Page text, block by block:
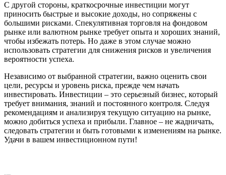
С другой стороны, краткосрочные инвестиции могут
приносить быстрые и высокие доходы, но сопряжены с
большими рисками. Спекулятивная торговля на фондовом
рынке или валютном рынке требует опыта и хороших знаний,
чтобы избежать потерь. Но даже в этом случае можно
использовать стратегии для снижения рисков и увеличения
вероятности успеха.
Независимо от выбранной стратегии, важно оценить свои
цели, ресурсы и уровень риска, прежде чем начать
инвестировать. Инвестиции – это серьезный бизнес, который
требует внимания, знаний и постоянного контроля. Следуя
рекомендациям и анализируя текущую ситуацию на рынке,
можно добиться успеха и прибыли. Главное – не жадничать,
следовать стратегии и быть готовыми к изменениям на рынке.
Удачи в вашем инвестиционном пути!